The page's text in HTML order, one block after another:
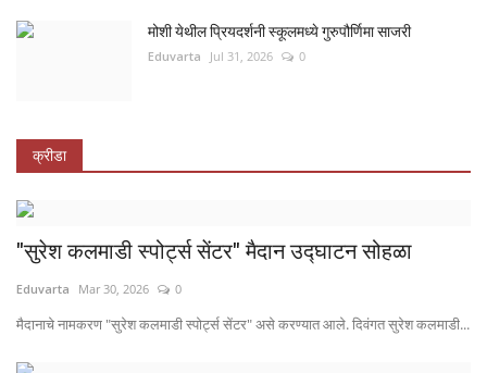
मोशी येथील प्रियदर्शनी स्कूलमध्ये गुरुपौर्णिमा साजरी
Eduvarta Jul 31, 2026 0
क्रीडा
"सुरेश कलमाडी स्पोर्ट्स सेंटर" मैदान उद्घाटन सोहळा
Eduvarta Mar 30, 2026 0
मैदानाचे नामकरण "सुरेश कलमाडी स्पोर्ट्स सेंटर" असे करण्यात आले. दिवंगत सुरेश कलमाडी...